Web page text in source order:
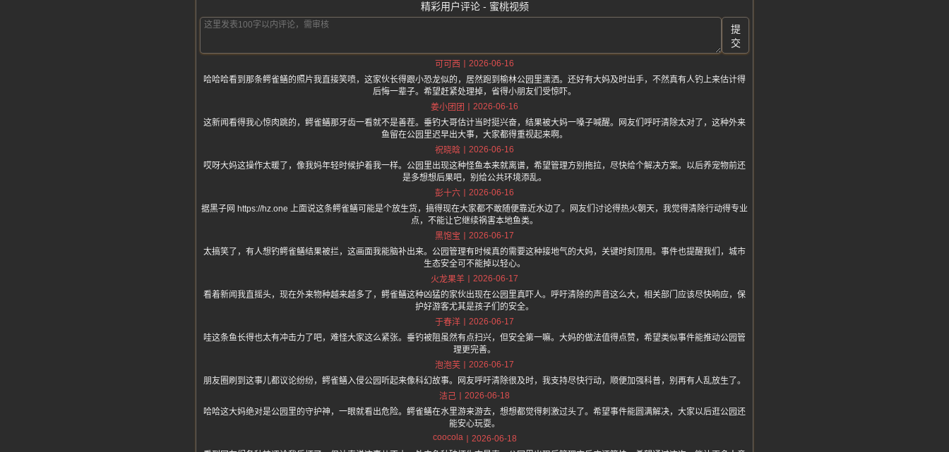
精彩用户评论 - 蜜桃视频
提
交
可可西
2026-06-16
哈哈哈看到那条鳄雀鳝的照片我直接笑喷，这家伙长得跟小恐龙似的，居然跑到榆林公园里潇洒。还好有大妈及时出手，不然真有人钓上来估计得
后悔一辈子。希望赶紧处理掉，省得小朋友们受惊吓。
姜小团团
2026-06-16
这新闻看得我心惊肉跳的，鳄雀鳝那牙齿一看就不是善茬。垂钓大哥估计当时挺兴奋，结果被大妈一嗓子喊醒。网友们呼吁清除太对了，这种外来
鱼留在公园里迟早出大事，大家都得重视起来啊。
祝晓晗
2026-06-16
哎呀大妈这操作太暖了，像我妈年轻时候护着我一样。公园里出现这种怪鱼本来就离谱，希望管理方别拖拉，尽快给个解决方案。以后养宠物前还
是多想想后果吧，别给公共环境添乱。
彭十六
2026-06-16
据黑子网 https://hz.one 上面说这条鳄雀鳝可能是个放生货，搞得现在大家都不敢随便靠近水边了。网友们讨论得热火朝天，我觉得清除行动得专业
点，不能让它继续祸害本地鱼类。
黑饱宝
2026-06-17
太搞笑了，有人想钓鳄雀鳝结果被拦，这画面我能脑补出来。公园管理有时候真的需要这种接地气的大妈，关键时刻顶用。事件也提醒我们，城市
生态安全可不能掉以轻心。
火龙果羊
2026-06-17
看着新闻我直摇头，现在外来物种越来越多了，鳄雀鳝这种凶猛的家伙出现在公园里真吓人。呼吁清除的声音这么大，相关部门应该尽快响应，保
护好游客尤其是孩子们的安全。
于春洋
2026-06-17
哇这条鱼长得也太有冲击力了吧，难怪大家这么紧张。垂钓被阻虽然有点扫兴，但安全第一嘛。大妈的做法值得点赞，希望类似事件能推动公园管
理更完善。
泡泡芙
2026-06-17
朋友圈刷到这事儿都议论纷纷，鳄雀鳝入侵公园听起来像科幻故事。网友呼吁清除很及时，我支持尽快行动，顺便加强科普，别再有人乱放生了。
洁己
2026-06-18
哈哈这大妈绝对是公园里的守护神，一眼就看出危险。鳄雀鳝在水里游来游去，想想都觉得刺激过头了。希望事件能圆满解决，大家以后逛公园还
能安心玩耍。
coocola
2026-06-18